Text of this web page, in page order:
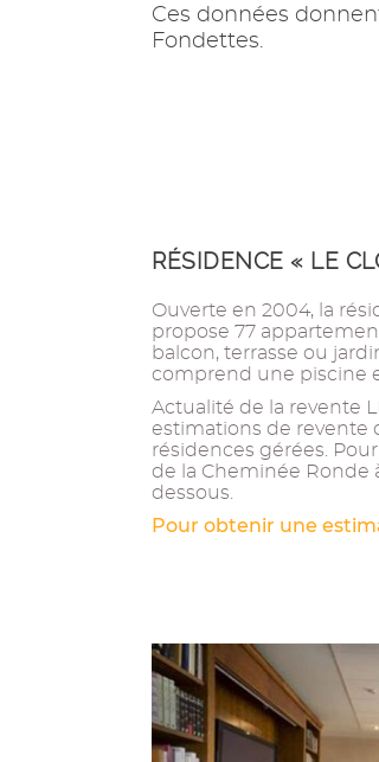
Ces données
Fondettes.
RÉSIDENCE « LE
Ouverte en 2004, la
propose 77
balcon, terrasse ou
comprend une piscine
Actualité de la revente
estimations de revente
résidences gérées.
de la Cheminée Ronde
dessous.
Pour obtenir une